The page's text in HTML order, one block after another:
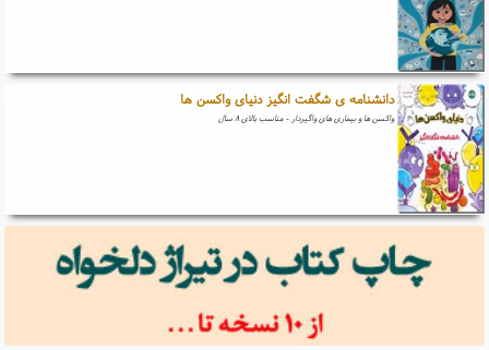
دانشنامه ی شگفت انگیز دنیای واکسن ها
واکسن ها و بیماری های واگیردار - مناسب بالای ۸ سال